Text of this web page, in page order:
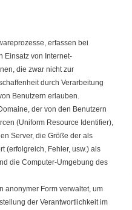
erfassen bei
Einsatz von Internet-
die zwar nicht zur
durch Verarbeitung
Benutzern erlauben.
der von den Benutzern
(Uniform Resource Identifier),
Server, die Größe der als
(erfolgreich, Fehler, usw.) als
die Computer-Umgebung des
anonymer Form verwaltet, um
der Verantwortlichkeit im